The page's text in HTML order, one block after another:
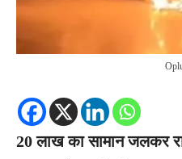
20 लाख का सामान जलकर